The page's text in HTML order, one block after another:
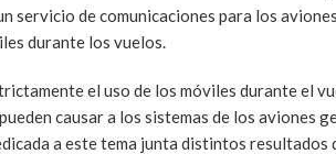
servicio de comunicaciones para los
durante los vuelos.
el uso de los móviles durante el
causar a los sistemas de los aviones
a este tema junta distintos resultados